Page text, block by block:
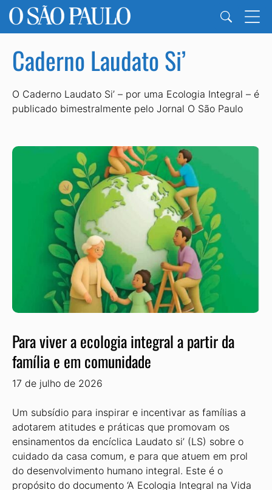
Caderno Laudato Si’
O Caderno Laudato Si’ – por uma Ecologia Integral – é
publicado bimestralmente pelo Jornal O São Paulo
Para viver a ecologia integral a partir da
família e em comunidade
17 de julho de 2026
Um subsídio para inspirar e incentivar as famílias a
adotarem atitudes e práticas que promovam os
ensinamentos da encíclica Laudato si’ (LS) sobre o
cuidado da casa comum, e para que atuem em prol
do desenvolvimento humano integral. Este é o
propósito do documento ‘A Ecologia Integral na Vida